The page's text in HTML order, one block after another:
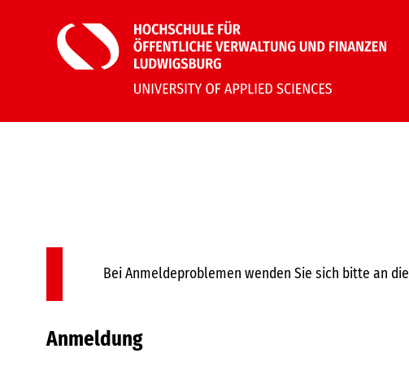
Bei Anmeldeproblemen wenden Sie sich bitte an die
Anmeldung